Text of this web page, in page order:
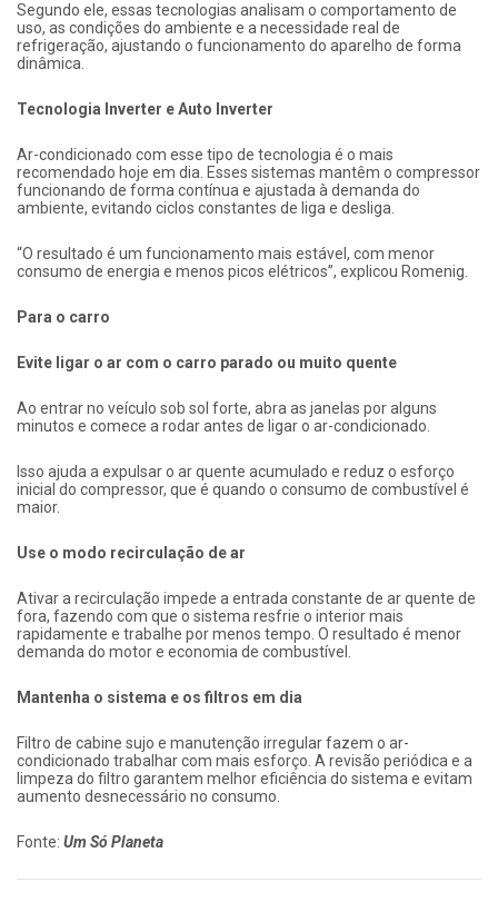
Segundo ele, essas tecnologias analisam o comportamento de
uso, as condições do ambiente e a necessidade real de
refrigeração, ajustando o funcionamento do aparelho de forma
dinâmica.
Tecnologia Inverter e Auto Inverter
Ar-condicionado com esse tipo de tecnologia é o mais
recomendado hoje em dia. Esses sistemas mantêm o compressor
funcionando de forma contínua e ajustada à demanda do
ambiente, evitando ciclos constantes de liga e desliga.
“O resultado é um funcionamento mais estável, com menor
consumo de energia e menos picos elétricos”, explicou Romenig.
Para o carro
Evite ligar o ar com o carro parado ou muito quente
Ao entrar no veículo sob sol forte, abra as janelas por alguns
minutos e comece a rodar antes de ligar o ar-condicionado.
Isso ajuda a expulsar o ar quente acumulado e reduz o esforço
inicial do compressor, que é quando o consumo de combustível é
maior.
Use o modo recirculação de ar
Ativar a recirculação impede a entrada constante de ar quente de
fora, fazendo com que o sistema resfrie o interior mais
rapidamente e trabalhe por menos tempo. O resultado é menor
demanda do motor e economia de combustível.
Mantenha o sistema e os filtros em dia
Filtro de cabine sujo e manutenção irregular fazem o ar-
condicionado trabalhar com mais esforço. A revisão periódica e a
limpeza do filtro garantem melhor eficiência do sistema e evitam
aumento desnecessário no consumo.
Fonte: Um Só Planeta